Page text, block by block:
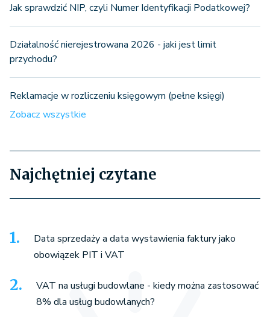
Jak sprawdzić NIP, czyli Numer Identyfikacji Podatkowej?
Działalność nierejestrowana 2026 - jaki jest limit
przychodu?
Reklamacje w rozliczeniu księgowym (pełne księgi)
Zobacz wszystkie
Najchętniej czytane
Data sprzedaży a data wystawienia faktury jako
obowiązek PIT i VAT
VAT na usługi budowlane - kiedy można zastosować
8% dla usług budowlanych?